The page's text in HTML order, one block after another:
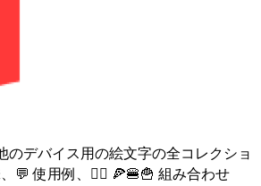
のデバイス用の絵文字の全コレクショ
💬 使用例、🙅‍♀️ 🍕🍔🍟 組み合わせ